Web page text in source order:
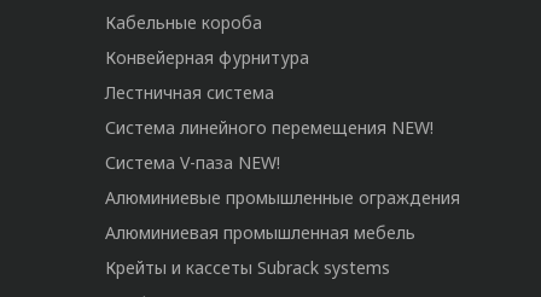
Кабельные короба
Конвейерная фурнитура
Лестничная система
Система линейного перемещения NEW!
Система V-паза NEW!
Алюминиевые промышленные ограждения
Алюминиевая промышленная мебель
Крейты и кассеты Subrack systems